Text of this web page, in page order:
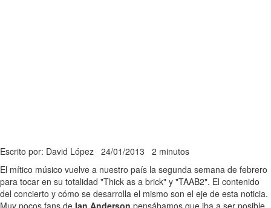
Escrito por: David López 24/01/2013 2 minutos
El mítico músico vuelve a nuestro país la segunda semana de febrero
para tocar en su totalidad "Thick as a brick" y "TAAB2". El contenido
del concierto y cómo se desarrolla el mismo son el eje de esta noticia.